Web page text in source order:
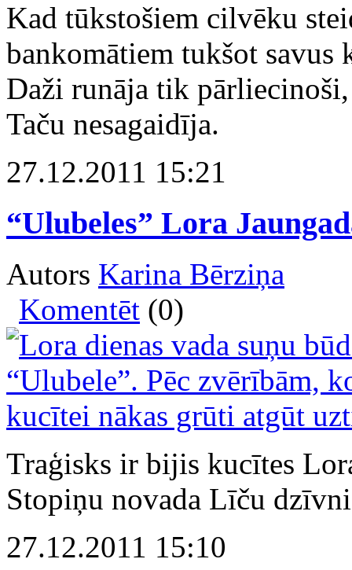
Kad tūkstošiem cilvēku
bankomātiem tukšot
Daži runāja tik
Taču nesagaidīja.
27.12.2011 15:21
“Ulubeles” Lora
Autors Karina Bērziņa
Komentēt (0)
Traģisks ir bijis kucītes
Stopiņu novada Līču
27.12.2011 15:10